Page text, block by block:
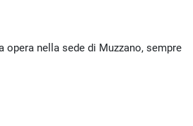
nella sede di Muzzano, sempre